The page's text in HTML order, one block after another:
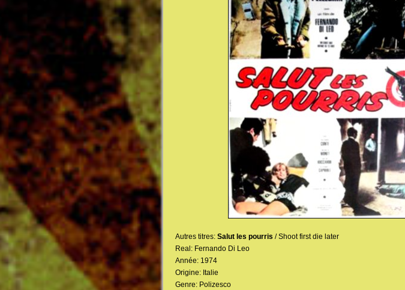
Autres titres: Salut les pourris / Shoot first die later
Real: Fernando Di Leo
Année: 1974
Origine: Italie
Genre: Polizesco